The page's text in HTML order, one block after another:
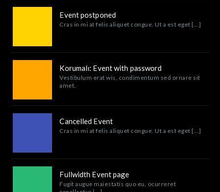
Event postponed
Cras in mi at felis aliquet congue. Ut a est eget [...]
Korumalı: Event with password
Vestibulum erat wis, condimentum sed ornare sit
amet.
Cancelled Event
Cras in mi at felis aliquet congue. Ut a est eget [...]
Fullwidth Event page
Fugit augue maiestatis quo eu, ocurreret